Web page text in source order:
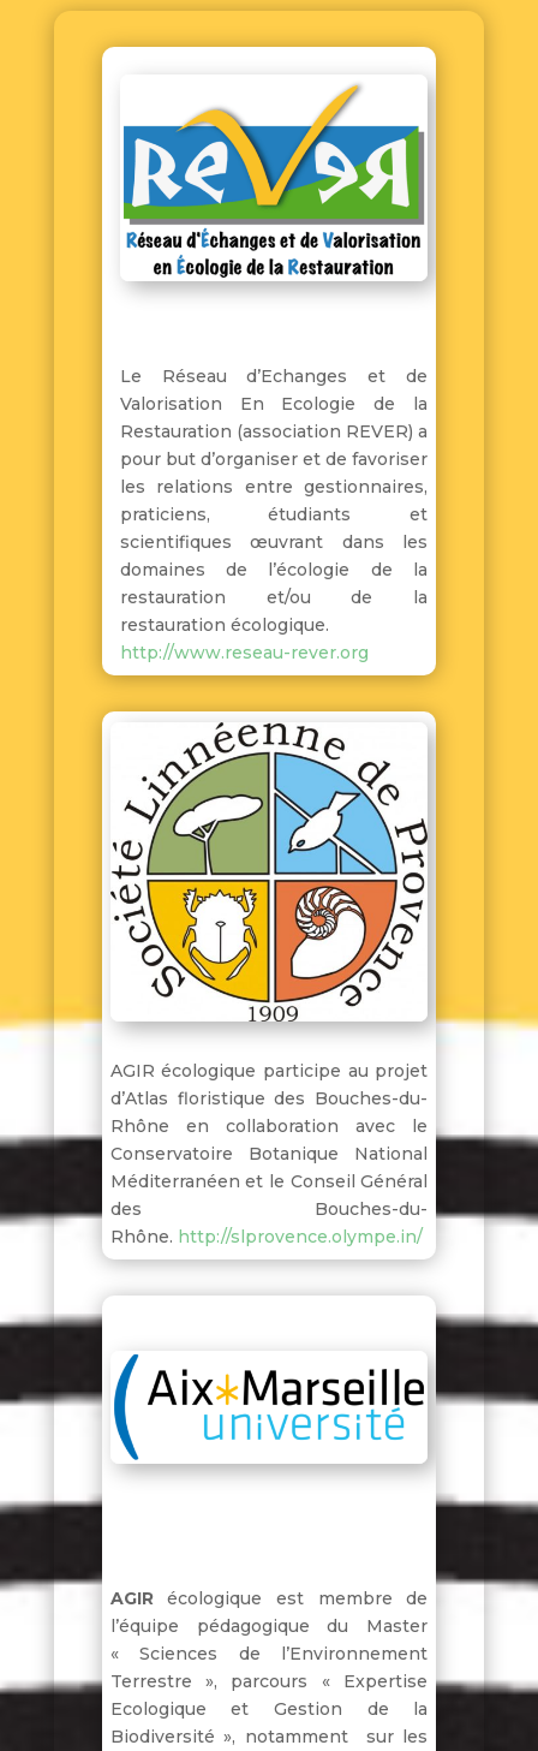
Le Réseau d’Echanges et de
Valorisation En Ecologie de la
Restauration (association REVER) a
pour but d’organiser et de favoriser
les relations entre gestionnaires,
praticiens, étudiants et
scientifiques œuvrant dans les
domaines de l’écologie de la
restauration et/ou de la
restauration écologique.
http://www.reseau-rever.org
AGIR écologique participe au projet
d’Atlas floristique des Bouches-du-
Rhône en collaboration avec le
Conservatoire Botanique National
Méditerranéen et le Conseil Général
des Bouches-du-
Rhône. http://slprovence.olympe.in/
AGIRécologique est membre de
l’équipe pédagogique du Master
« Sciences de l’Environnement
Terrestre », parcours « Expertise
Ecologique et Gestion de la
Biodiversité », notamment sur les